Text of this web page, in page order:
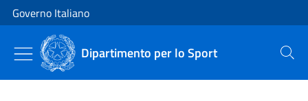
Vai al contenuto
Vai alla navigazione del sito
Governo Italiano
Dipartimento per lo Sport Cerca